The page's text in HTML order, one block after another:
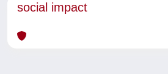
social impact